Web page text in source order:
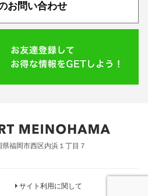
お問い合わせ
福岡市西区内浜１丁目７
サイト利用に関して